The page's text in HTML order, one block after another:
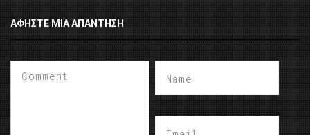
ΑΦΉΣΤΕ ΜΙΑ ΑΠΆΝΤΗΣΗ